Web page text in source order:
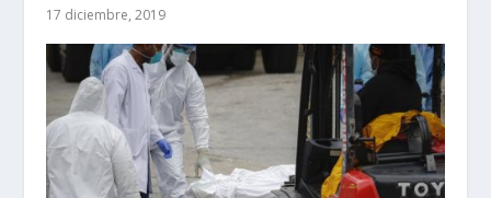
17 diciembre, 2019